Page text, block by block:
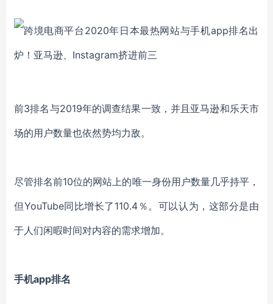
前3排名与2019年的调查结果一致，并且亚马逊和乐天市
场的用户数量也依然势均力敌。
尽管排名前10位的网站上的唯一身份用户数量几乎持平，
但YouTube同比增长了110.4％。可以认为，这部分是由
于人们闲暇时间对内容的需求增加。
手机app排名